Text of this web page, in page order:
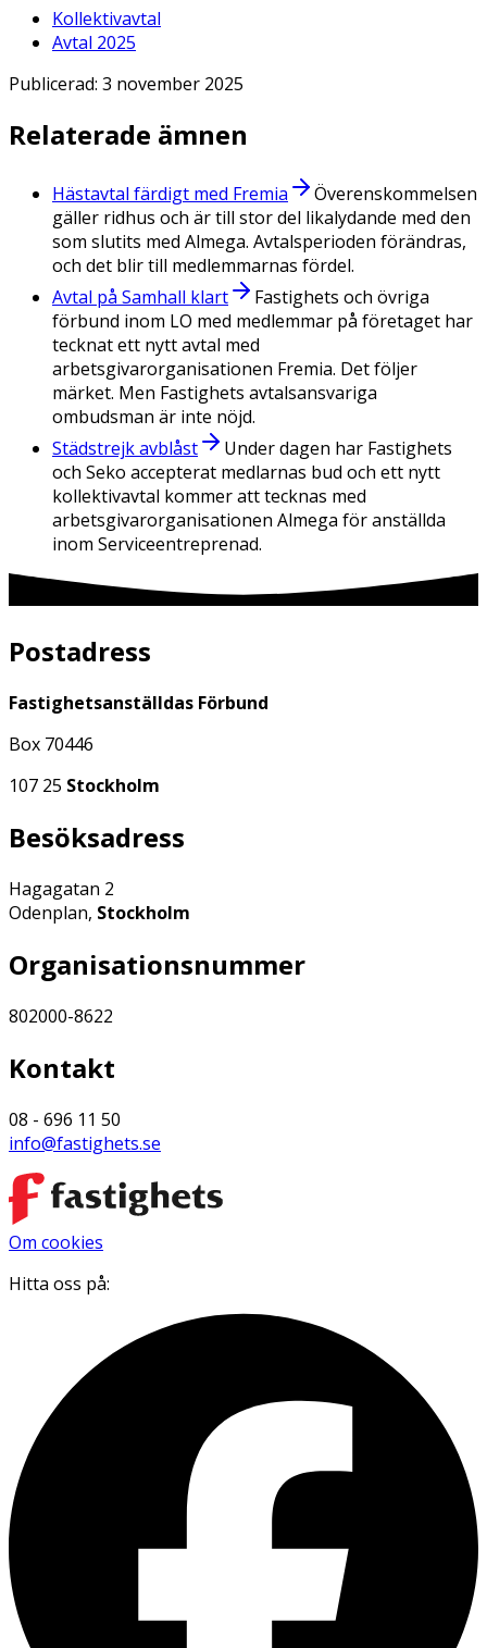
Kollektivavtal
Avtal 2025
Publicerad: 3 november 2025
Relaterade ämnen
Hästavtal färdigt med Fremia
Överenskommelsen
gäller ridhus och är till stor del likalydande med den
som slutits med Almega. Avtalsperioden förändras,
och det blir till medlemmarnas fördel.
Avtal på Samhall klart
Fastighets och övriga
förbund inom LO med medlemmar på företaget har
tecknat ett nytt avtal med
arbetsgivarorganisationen Fremia. Det följer
märket. Men Fastighets avtalsansvariga
ombudsman är inte nöjd.
Städstrejk avblåst
Under dagen har Fastighets
och Seko accepterat medlarnas bud och ett nytt
kollektivavtal kommer att tecknas med
arbetsgivarorganisationen Almega för anställda
inom Serviceentreprenad.
Postadress
Fastighetsanställdas Förbund
Box 70446
107 25 Stockholm
Besöksadress
Hagagatan 2
Odenplan, Stockholm
Organisationsnummer
802000-8622
Kontakt
08 - 696 11 50
info@fastighets.se
Om cookies
Hitta oss på: